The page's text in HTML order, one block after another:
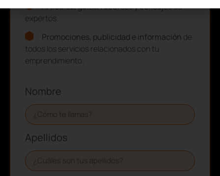
Artículos, guías, recursos y consejosde
expertos.
Promociones, publicidad e información de
todos los servicios relacionados con tu
emprendimiento.
Nombre
Apellidos